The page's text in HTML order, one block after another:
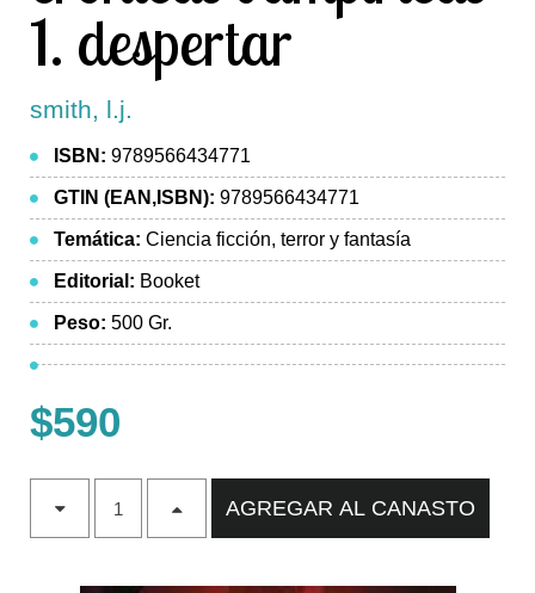
1. despertar
smith, l.j.
ISBN: 9789566434771
GTIN (EAN,ISBN): 9789566434771
Temática: Ciencia ficción, terror y fantasía
Editorial: Booket
Peso: 500 Gr.
$590
AGREGAR AL CANASTO